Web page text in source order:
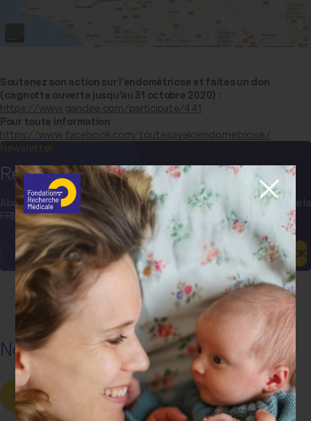
Soutenez son action sur l'endométriose et faites un don
(cagnotte ouverte jusqu'au 31 octobre 2020) :
https://www.gandee.com/participate/441
Pour toute information :
https://www.facebook.com/toutesaveloendometriose/
Newsletter
Restez informé(e) !
Abonnez-vous pour recevoir les actualités et communications de la
FRM, les projets et découvertes sur toutes les maladies…
OK
Nos dernières actualités